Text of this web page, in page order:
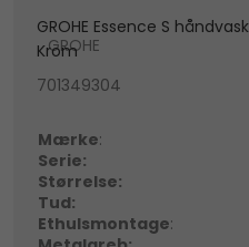
GROHE Essence S
Krom
GROHE
701349304
Mærke:
Serie:
Størrelse:
Tud:
Ethulsmontage: